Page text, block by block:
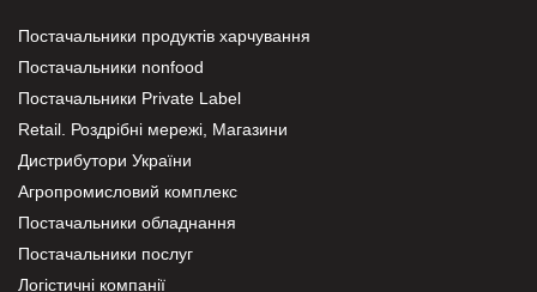
Постачальники продуктів харчування
Постачальники nonfood
Постачальники Private Label
Retail. Роздрібні мережі, Магазини
Дистрибутори України
Агропромисловий комплекс
Постачальники обладнання
Постачальники послуг
Логістичні компанії